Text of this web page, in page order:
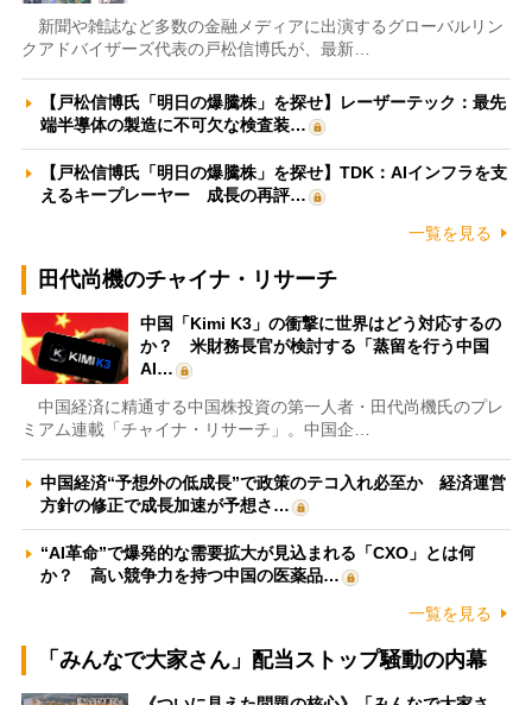
新聞や雑誌など多数の金融メディアに出演するグローバルリン
クアドバイザーズ代表の戸松信博氏が、最新…
【戸松信博氏「明日の爆騰株」を探せ】レーザーテック：最先
端半導体の製造に不可欠な検査装…
【戸松信博氏「明日の爆騰株」を探せ】TDK：AIインフラを支
えるキープレーヤー 成長の再評…
一覧を見る
田代尚機のチャイナ・リサーチ
中国「Kimi K3」の衝撃に世界はどう対応するの
か？ 米財務長官が検討する「蒸留を行う中国
AI…
中国経済に精通する中国株投資の第一人者・田代尚機氏のプレ
ミアム連載「チャイナ・リサーチ」。中国企…
中国経済“予想外の低成長”で政策のテコ入れ必至か 経済運営
方針の修正で成長加速が予想さ…
“AI革命”で爆発的な需要拡大が見込まれる「CXO」とは何
か？ 高い競争力を持つ中国の医薬品…
一覧を見る
「みんなで大家さん」配当ストップ騒動の内幕